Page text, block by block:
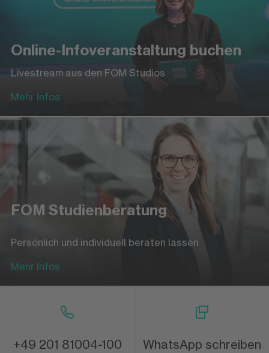
Online-Infoveranstaltung buchen
Livestream aus den FOM Studios
Mehr Infos
FOM Studienberatung
Persönlich und individuell beraten lassen
Mehr Infos
+49 201 81004-100 WhatsApp schreiben